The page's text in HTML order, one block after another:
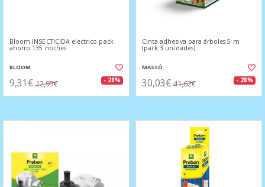
Bloom INSECTICIDA electrico pack
ahorro 135 noches
BLOOM
9,31€ 12,95€ - 28%
Cinta adhesiva para árboles 5 m
(pack 3 unidades)
MASSÓ
30,03€ 41,62€ - 28%